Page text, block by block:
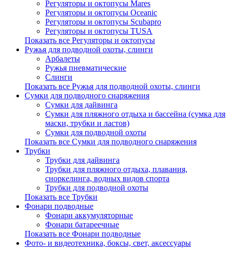
Регуляторы и октопусы Mares
Регуляторы и октопусы Oceanic
Регуляторы и октопусы Scubapro
Регуляторы и октопусы TUSA
Показать все Регуляторы и октопусы
Ружья для подводной охоты, слинги
Арбалеты
Ружья пневматические
Слинги
Показать все Ружья для подводной охоты, слинги
Сумки для подводного снаряжения
Сумки для дайвинга
Сумки для пляжного отдыха и бассейна (сумка для
маски, трубки и ластов)
Сумки для подводной охоты
Показать все Сумки для подводного снаряжения
Трубки
Трубки для дайвинга
Трубки для пляжного отдыха, плавания,
сноркелинга, водных видов спорта
Трубки для подводной охоты
Показать все Трубки
Фонари подводные
Фонари аккумуляторные
Фонари батареечные
Показать все Фонари подводные
Фото- и видеотехника, боксы, свет, аксессуары